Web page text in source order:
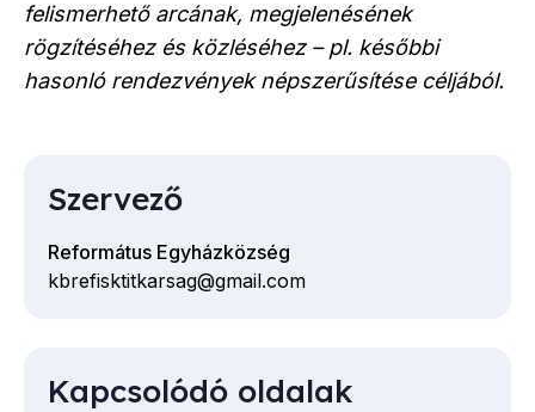
felismerhető arcának, megjelenésének
rögzítéséhez és közléséhez – pl. későbbi
hasonló rendezvények népszerűsítése céljából.
Szervező
Református Egyházközség
E-
kbrefisktitkarsag@gmail.com
Kapcsolódó oldalak